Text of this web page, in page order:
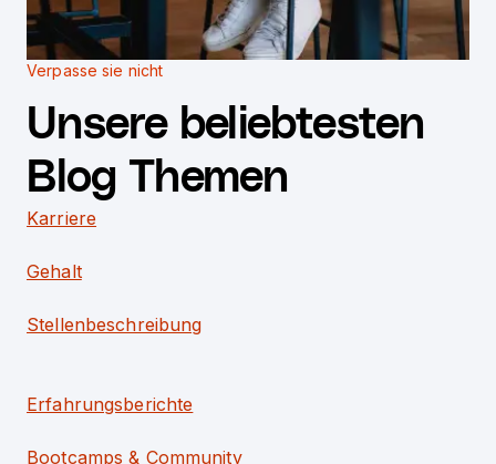
Verpasse sie nicht
Unsere beliebtesten
Blog Themen
Karriere
Gehalt
Stellenbeschreibung
Erfahrungsberichte
Bootcamps & Community